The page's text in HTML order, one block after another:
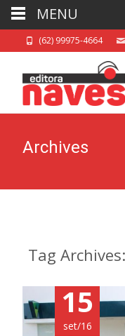
(62) 99975-4664
Archives
Tag
15
set/16
MENU